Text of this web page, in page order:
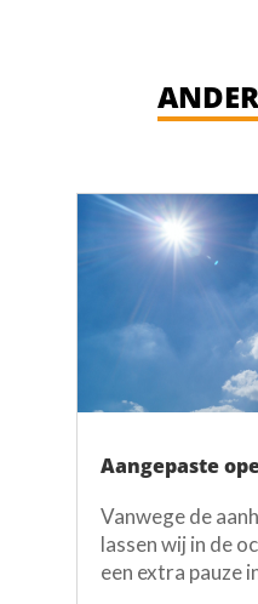
Aangepaste
Vanwege de
lassen wij in de
een extra pauze